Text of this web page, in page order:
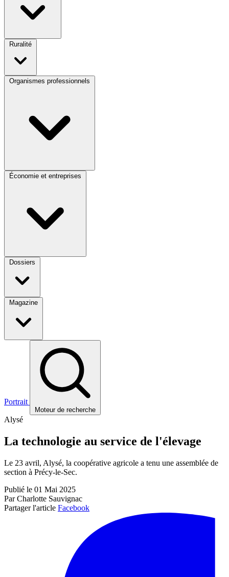
Ruralité
Organismes professionnels
Économie et entreprises
Dossiers
Magazine
Portrait
Moteur de recherche
Alysé
La technologie au service de l'élevage
Le 23 avril, Alysé, la coopérative agricole a tenu une assemblée de
section à Précy-le-Sec.
Publié le 01 Mai 2025
Par Charlotte Sauvignac
Partager l'article Facebook